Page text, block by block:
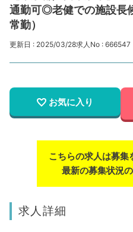
通勤可◎老健での施設長
常勤）
更新日 : 2025/03/28求人No : 666547
お気に入り
こちらの求人は募集
最新の募集状況
求人詳細